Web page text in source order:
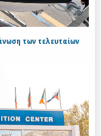
των τελευταίων